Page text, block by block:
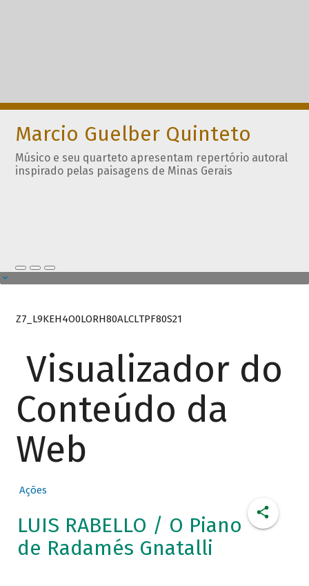
Marcio Guelber Quinteto
Músico e seu quarteto apresentam repertório autoral
inspirado pelas paisagens de Minas Gerais
Z7_L9KEH4O0LORH80ALCLTPF80S21
Visualizador do
Conteúdo da
Web
Ações
LUIS RABELLO / O Piano
de Radamés Gnatalli